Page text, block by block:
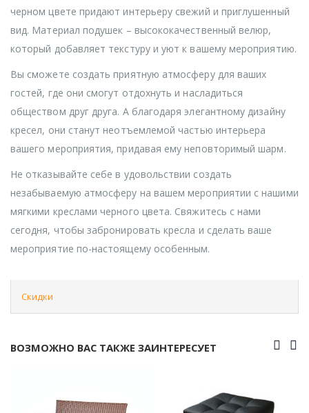
черном цвете придают интерьеру свежий и приглушенный
вид. Материал подушек – высококачественный велюр,
который добавляет текстуру и уют к вашему мероприятию.
Вы сможете создать приятную атмосферу для ваших
гостей, где они смогут отдохнуть и насладиться
обществом друг друга. А благодаря элегантному дизайну
кресел, они станут неотъемлемой частью интерьера
вашего мероприятия, придавая ему неповторимый шарм.
Не отказывайте себе в удовольствии создать
незабываемую атмосферу на вашем мероприятии с нашими
мягкими креслами черного цвета. Свяжитесь с нами
сегодня, чтобы забронировать кресла и сделать ваше
мероприятие по-настоящему особенным.
Скидки
ВОЗМОЖНО ВАС ТАКЖЕ ЗАИНТЕРЕСУЕТ